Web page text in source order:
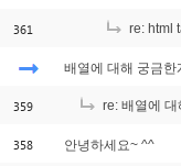
361 re: html tag를
배열에 대해 궁금한
359 re: 배열에 대해
358 안녕하세요~ ^^